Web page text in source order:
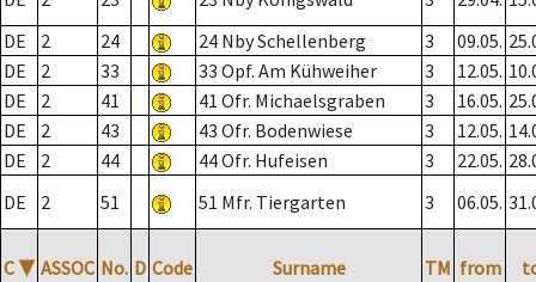
DE
2 24 24 Nby Schellenberg 3 09.05.
DE
2 33 33 Opf. Am Kühweiher 3 12.05.
DE
2 41 41 Ofr. Michaelsgraben 3 16.05.
DE
2 43 43 Ofr. Bodenwiese 3 12.05.
DE
2 44 44 Ofr. Hufeisen 3 22.05.
DE
2 51 51 Mfr. Tiergarten 3 06.05.
C ▼ ASSOC No. D Code Surname TM from